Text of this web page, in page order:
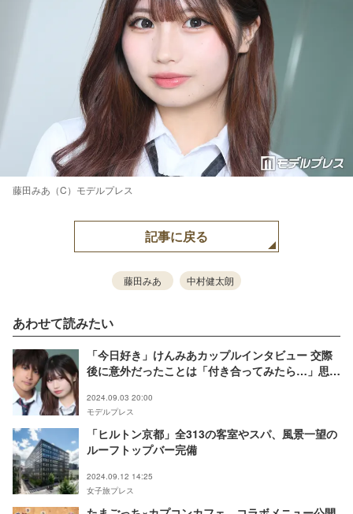
藤田みあ（C）モデルプレス
記事に戻る
藤田みあ 中村健太朗
あわせて読みたい
「今日好き」けんみあカップルインタビュー 交際
後に意外だったことは「付き合ってみたら…」思わ
2024.09.03 20:00
モデルプレス
「ヒルトン京都」全313の客室やスパ、風景一望の
ルーフトップバー完備
2024.09.12 14:25
女子旅プレス